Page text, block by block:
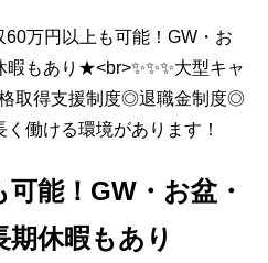
60万円以上も可能！GW・お
もあり★<br>✨✨✨大型キャ
格取得支援制度◎退職金制度◎
働ける環境があります！
能！GW・お盆・
休暇もあり